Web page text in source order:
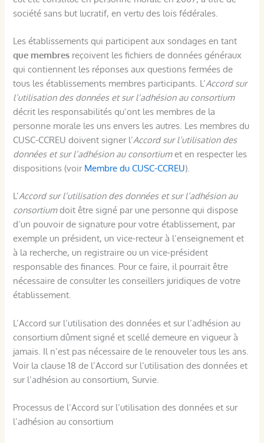
société sans but lucratif, en vertu des lois fédérales.
Les établissements qui participent aux sondages en tant
que membres reçoivent les fichiers de données généraux
qui contiennent les réponses aux questions fermées de
tous les établissements membres participants. L’Accord sur
l’utilisation des données et sur l’adhésion au consortium
décrit les responsabilités qu’ont les membres de la
personne morale les uns envers les autres. Les membres du
CUSC-CCREU doivent signer l’Accord sur l’utilisation des
données et sur l’adhésion au consortiumet en respecter les
dispositions (voir Membre du CUSC-CCREU).
L’Accord sur l’utilisation des données et sur l’adhésion au
consortiumdoit être signé par une personne qui dispose
d’un pouvoir de signature pour votre établissement, par
exemple un président, un vice-recteur à l’enseignement et
à la recherche, un registraire ou un vice-président
responsable des finances. Pour ce faire, il pourrait être
nécessaire de consulter les conseillers juridiques de votre
établissement.
L’Accord sur l’utilisation des données et sur l’adhésion au
consortium dûment signé et scellé demeure en vigueur à
jamais. Il n’est pas nécessaire de le renouveler tous les ans.
Voir la clause 18 de l’Accord sur l’utilisation des données et
sur l’adhésion au consortium, Survie.
Processus de l’Accord sur l’utilisation des données et sur
l’adhésion au consortium